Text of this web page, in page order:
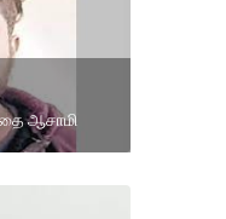
ஆசாமி